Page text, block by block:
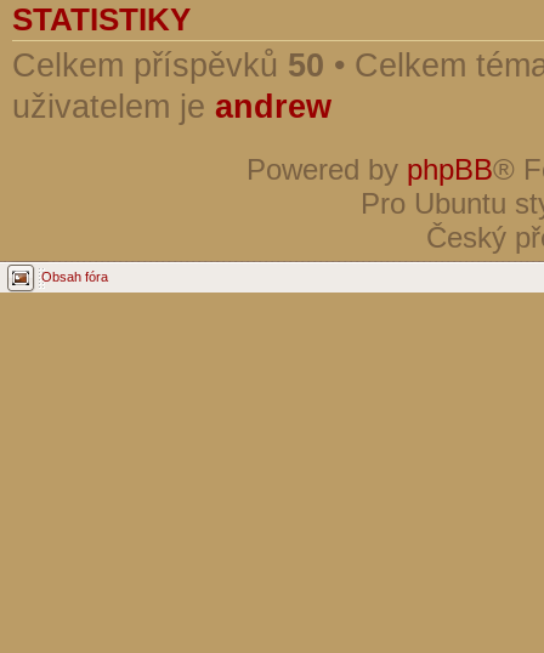
STATISTIKY
Celkem příspěvků 50 • Celkem
uživatelem je andrew
Powered by phpBB®
Pro Ubuntu
Český
Obsah fóra